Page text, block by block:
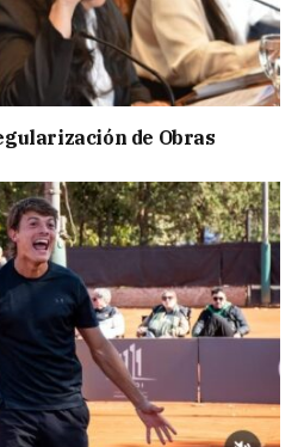
de Obras